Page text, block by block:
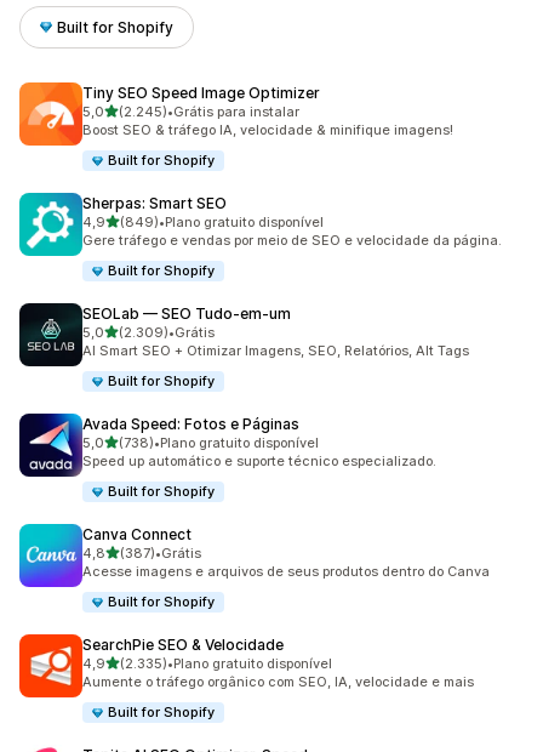
Built for Shopify
Tiny SEO Speed Image Optimizer
5,0de 5 estrelas
(2.245)
2245 avaliações ao todo
•Grátis para instalar
Boost SEO & tráfego IA, velocidade & minifique imagens!
Built for Shopify
Sherpas: Smart SEO
4,9de 5 estrelas
(849)
849 avaliações ao todo
•Plano gratuito disponível
Gere tráfego e vendas por meio de SEO e velocidade da página.
Built for Shopify
SEOLab — SEO Tudo‑em‑um
5,0de 5 estrelas
(2.309)
2309 avaliações ao todo
•Grátis
AI Smart SEO + Otimizar Imagens, SEO, Relatórios, Alt Tags
Built for Shopify
Avada Speed: Fotos e Páginas
5,0de 5 estrelas
(738)
738 avaliações ao todo
•Plano gratuito disponível
Speed up automático e suporte técnico especializado.
Built for Shopify
Canva Connect
4,8de 5 estrelas
(387)
387 avaliações ao todo
•Grátis
Acesse imagens e arquivos de seus produtos dentro do Canva
Built for Shopify
SearchPie SEO & Velocidade
4,9de 5 estrelas
(2.335)
2335 avaliações ao todo
•Plano gratuito disponível
Aumente o tráfego orgânico com SEO, IA, velocidade e mais
Built for Shopify